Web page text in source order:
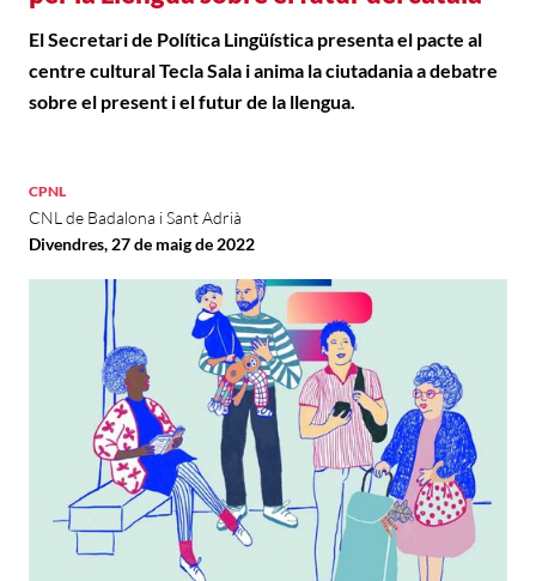
El Secretari de Política Lingüística presenta el pacte al
centre cultural Tecla Sala i anima la ciutadania a debatre
sobre el present i el futur de la llengua.
CPNL
CNL de Badalona i Sant Adrià
Divendres, 27 de maig de 2022